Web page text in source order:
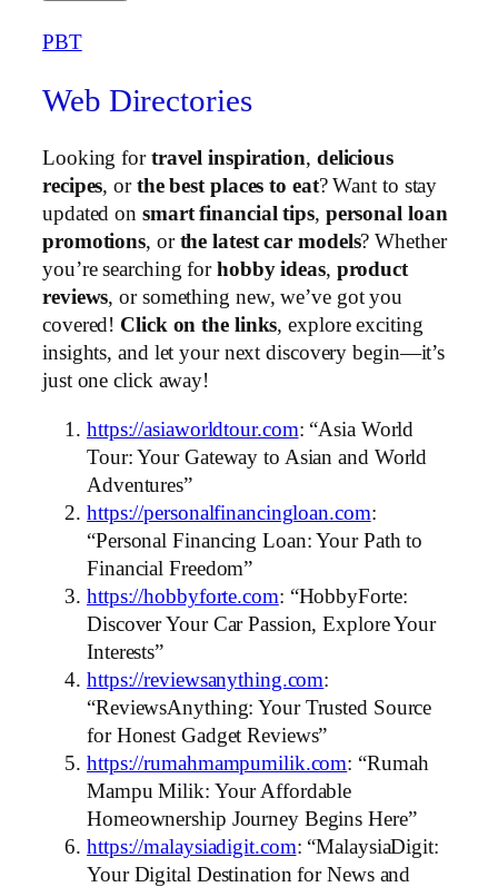
PBT
Web Directories
Looking for travel inspiration, delicious
recipes, or the best places to eat? Want to stay
updated on smart financial tips, personal loan
promotions, or the latest car models? Whether
you’re searching for hobby ideas, product
reviews, or something new, we’ve got you
covered! Click on the links, explore exciting
insights, and let your next discovery begin—it’s
just one click away!
https://asiaworldtour.com: “Asia World
Tour: Your Gateway to Asian and World
Adventures”
https://personalfinancingloan.com:
“Personal Financing Loan: Your Path to
Financial Freedom”
https://hobbyforte.com: “HobbyForte:
Discover Your Car Passion, Explore Your
Interests”
https://reviewsanything.com:
“ReviewsAnything: Your Trusted Source
for Honest Gadget Reviews”
https://rumahmampumilik.com: “Rumah
Mampu Milik: Your Affordable
Homeownership Journey Begins Here”
https://malaysiadigit.com: “MalaysiaDigit:
Your Digital Destination for News and